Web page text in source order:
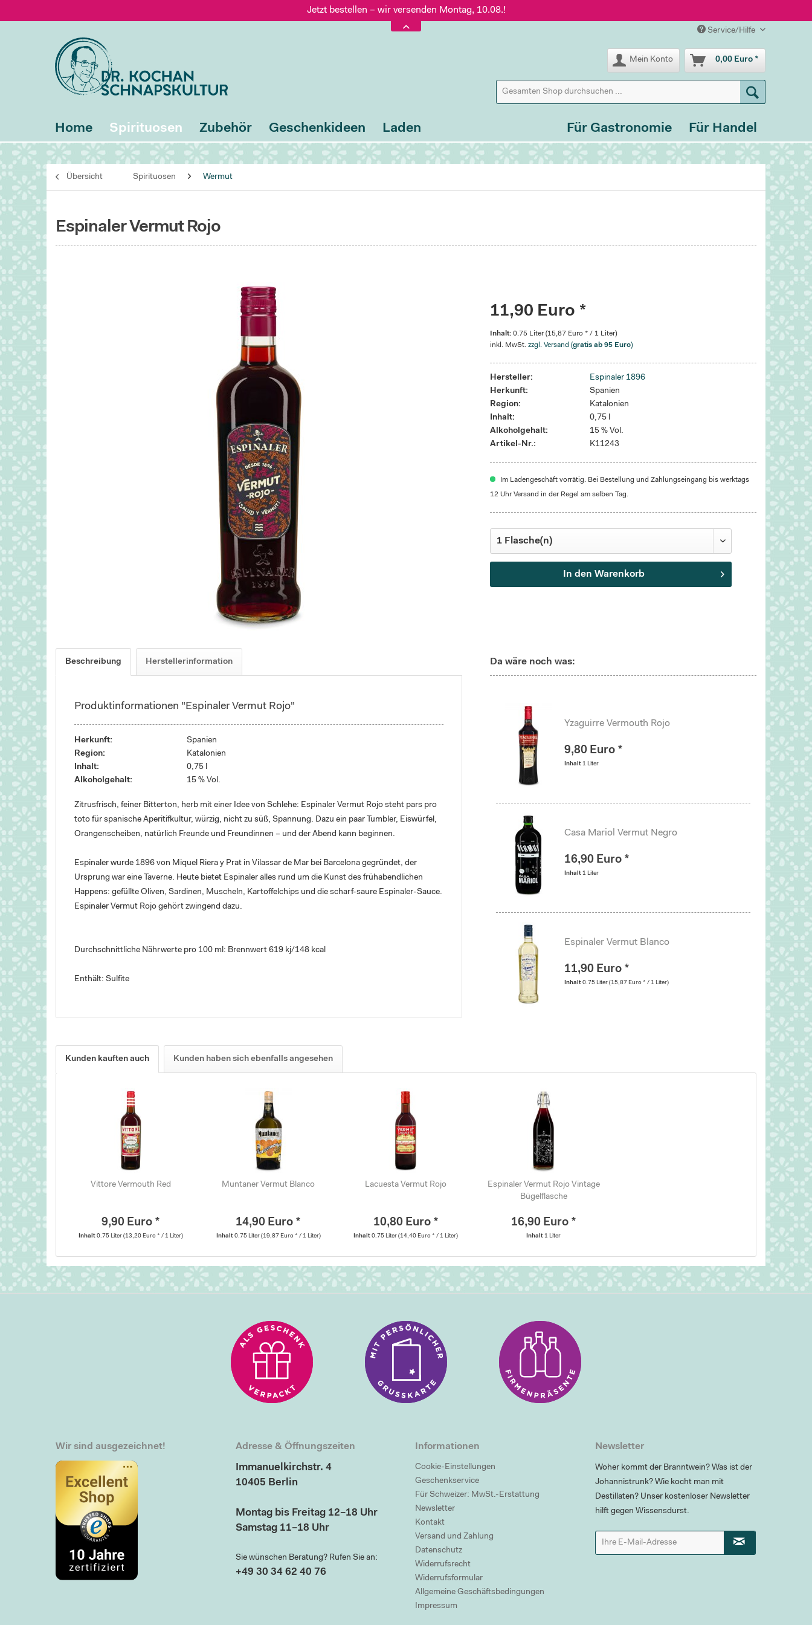
Jetzt bestellen – wir versenden Montag, 10.08.!
Versand nur 5,60 €, gratis ab 95 € Warenwert
Jetzt bestellen – wir versenden Montag, 10.08.!
Service/Hilfe
Mein Konto 0,00 Euro *
Home Spirituosen Zubehör Geschenkideen Laden Für Handel
Für Gastronomie
Übersicht Spirituosen Wermut
Espinaler Vermut Rojo
11,90 Euro *
Inhalt:0.75 Liter (15,87 Euro * / 1 Liter)
inkl. MwSt.zzgl. Versand (gratis ab 95 Euro)
Hersteller:
Espinaler 1896
Herkunft:
Spanien
Region:
Katalonien
Inhalt:
0,75 l
Alkoholgehalt:
15 % Vol.
Artikel-Nr.:
K11243
Im Ladengeschäft vorrätig. Bei Bestellung und Zahlungseingang bis werktags
12 Uhr Versand in der Regel am selben Tag.
In den Warenkorb
Beschreibung Herstellerinformation
Produktinformationen "Espinaler Vermut Rojo"
Herkunft:
Spanien
Region:
Katalonien
Inhalt:
0,75 l
Alkoholgehalt:
15 % Vol.
Zitrusfrisch, feiner Bitterton, herb mit einer Idee von Schlehe: Espinaler Vermut Rojo steht pars pro
toto für spanische Aperitifkultur, würzig, nicht zu süß, Spannung. Dazu ein paar Tumbler, Eiswürfel,
Orangenscheiben, natürlich Freunde und Freundinnen – und der Abend kann beginnen.
Espinaler wurde 1896 von Miquel Riera y Prat in Vilassar de Mar bei Barcelona gegründet, der
Ursprung war eine Taverne. Heute bietet Espinaler alles rund um die Kunst des frühabendlichen
Happens: gefüllte Oliven, Sardinen, Muscheln, Kartoffelchips und die scharf-saure Espinaler-Sauce.
Espinaler Vermut Rojo gehört zwingend dazu.
Durchschnittliche Nährwerte pro 100 ml: Brennwert 619 kj/148 kcal
Enthält: Sulfite
Da wäre noch was:
Yzaguirre Vermouth Rojo
9,80 Euro *
Inhalt 1 Liter
Casa Mariol Vermut Negro
16,90 Euro *
Inhalt 1 Liter
Espinaler Vermut Blanco
11,90 Euro *
Inhalt 0.75 Liter (15,87 Euro * / 1 Liter)
Kunden kauften auch Kunden haben sich ebenfalls angesehen
Vittore Vermouth Red
9,90 Euro *
Inhalt0.75 Liter(13,20 Euro * / 1 Liter)
Muntaner Vermut Blanco
14,90 Euro *
Inhalt 0.75 Liter (19,87 Euro * / 1 Liter)
Lacuesta Vermut Rojo
10,80 Euro *
Inhalt0.75 Liter(14,40 Euro * / 1 Liter)
Espinaler Vermut Rojo Vintage
Bügelflasche
16,90 Euro *
Inhalt1 Liter
Wir sind ausgezeichnet! Adresse & Öffnungszeiten
Immanuelkirchstr. 4
10405 Berlin
Montag bis Freitag 12–18 Uhr
Samstag 11–18 Uhr
Sie wünschen Beratung? Rufen Sie an:
+49 30 34 62 40 76
Informationen
Cookie-Einstellungen
Geschenkservice
Für Schweizer: MwSt.-Erstattung
Newsletter
Kontakt
Versand und Zahlung
Datenschutz
Widerrufsrecht
Widerrufsformular
Allgemeine Geschäftsbedingungen
Impressum
Newsletter
Woher kommt der Branntwein? Was ist der
Johannistrunk? Wie kocht man mit
Destillaten? Unser kostenloser Newsletter
hilft gegen Wissensdurst.